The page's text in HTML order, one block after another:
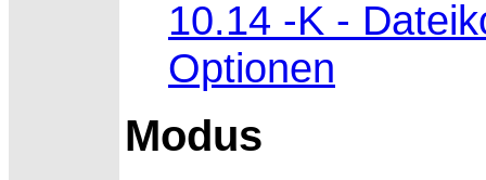
10.14 -K -
Optionen
Modus